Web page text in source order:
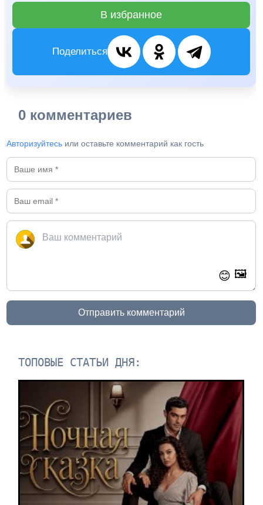
В избранное
Поделиться
0 комментариев
Авторизуйтесь или оставьте комментарий как гость
😊 🖼️
Отправить комментарий
ТОПОВЫЕ СТАТЬИ ДНЯ: